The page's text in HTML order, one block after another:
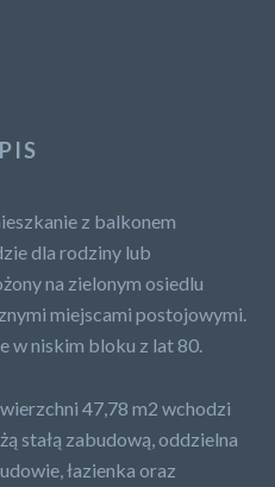
z balkonem
dla rodziny lub
na zielonym osiedlu
miejscami postojowymi.
w niskim bloku z lat 80.
47,78 m2 wchodzi
stałą zabudową, oddzielna
łazienka oraz